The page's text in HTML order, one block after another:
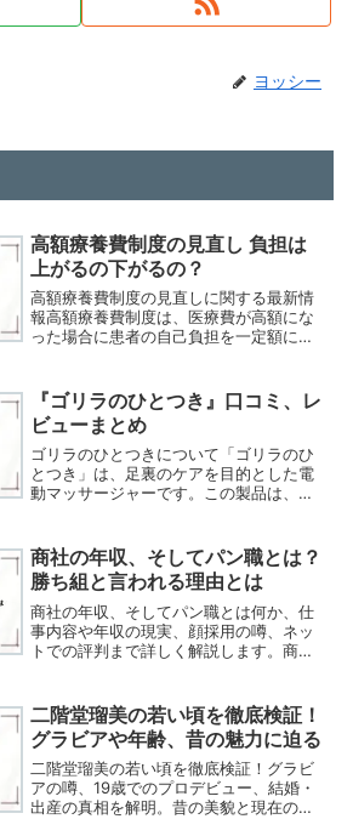
ヨッシー
高額療養費制度の見直し 負担は
上がるの下がるの？
高額療養費制度の見直しに関する最新情
報高額療養費制度は、医療費が高額にな
った場合に患者の自己負担を一定額に抑
段階的に自己負担の上限額を引き上げる
方針を示しています。...
『ゴリラのひとつき』口コミ、レ
ビューまとめ
ゴリラのひとつきについて「ゴリラのひ
とつき」は、足裏のケアを目的とした電
動マッサージャーです。この製品は、ま
目的としています。特徴ハイパワー電動
マッサージ: 強力なポン...
商社の年収、そしてパン職とは？
勝ち組と言われる理由とは
商社の年収、そしてパン職とは何か、仕
事内容や年収の現実、顔採用の噂、ネッ
トでの評判まで詳しく解説します。商社
二階堂瑠美の若い頃を徹底検証！
グラビアや年齢、昔の魅力に迫る
二階堂瑠美の若い頃を徹底検証！グラビ
アの噂、19歳でのプロデビュー、結婚・
出産の真相を解明。昔の美貌と現在の活